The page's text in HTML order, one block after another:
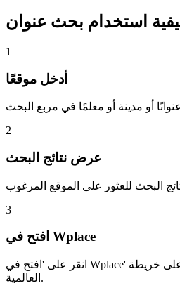
1
أدخل موقعًا
2
عرض نتائج البحث
3
افتح في Wplace
انقر على 'افتح في Wplace' للتنقل إلى الموقع على خريطة Wplace
العالمية.